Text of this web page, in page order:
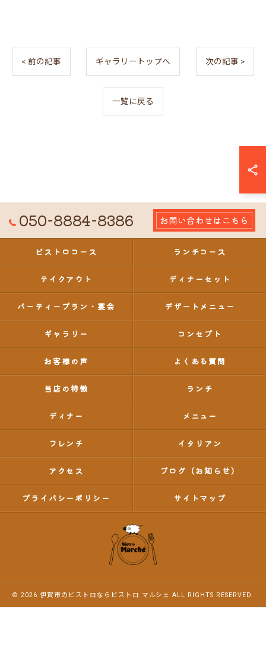
< 前の記事 ギャラリートップへ 次の記事 >
一覧に戻る
050-8884-8386 お問い合わせはこちら
ビストロコース ランチコース
テイクアウト ディナーセット
パーティープラン・宴会 デザートメニュー
ギャラリー コンセプト
お客様の声 よくある質問
当店の特徴 ランチ
ディナー メニュー
フレンチ イタリアン
アクセス ブログ（お知らせ）
プライバシーポリシー サイトマップ
© 2026 伊賀市のビストロならビストロ マルシェ ALL RIGHTS RESERVED.